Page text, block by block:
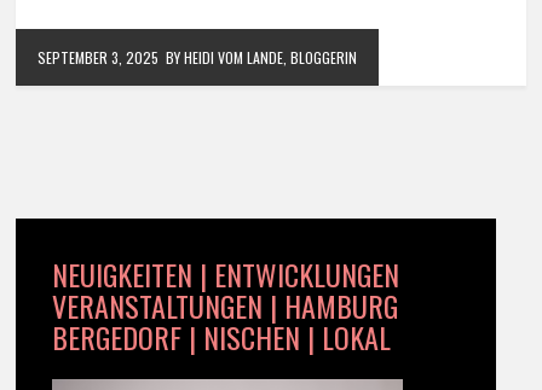
SEPTEMBER 3, 2025 BY HEIDI VOM LANDE, BLOGGERIN
NEUIGKEITEN | ENTWICKLUNGEN
VERANSTALTUNGEN | HAMBURG
BERGEDORF | NISCHEN | LOKAL